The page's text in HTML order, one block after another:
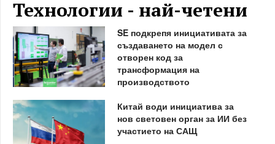
Технологии - най-четени
SE подкрепя инициативата за
създаването на модел с
отворен код за
трансформация на
производството
Китай води инициатива за
нов световен орган за ИИ без
участието на САЩ